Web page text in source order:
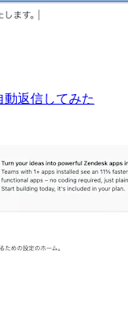
返信してみた